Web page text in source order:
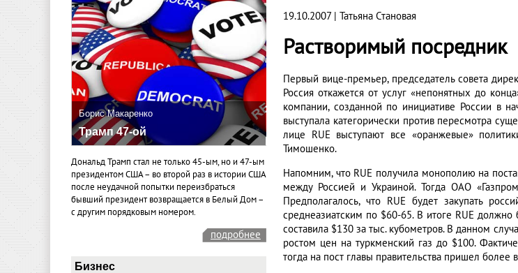
Борис Макаренко
Трамп 47-ой
Дональд Трамп стал не только 45-ым, но и 47-ым
президентом США – во второй раз в истории США
после неудачной попытки переизбраться
бывший президент возвращается в Белый Дом –
с другим порядковым номером.
подробнее
Бизнес
19.10.2007 | Татьяна Становая
Растворимый посредник
Первый вице-премьер, председатель совета
Россия откажется от услуг «непонятных до
компании, созданной по инициативе России в
выступала категорически против пересмотра
лице RUE выступают все «оранжевые»
Тимошенко.
Напомним, что RUE получила монополию на
между Россией и Украиной. Тогда ОАО
Предполагалось, что RUE будет закупать
среднеазиатским по $60-65. В итоге RUE
составила $130 за тыс. кубометров. В данном
ростом цен на туркменский газ до $100.
тогда на пост главы правительства пришел